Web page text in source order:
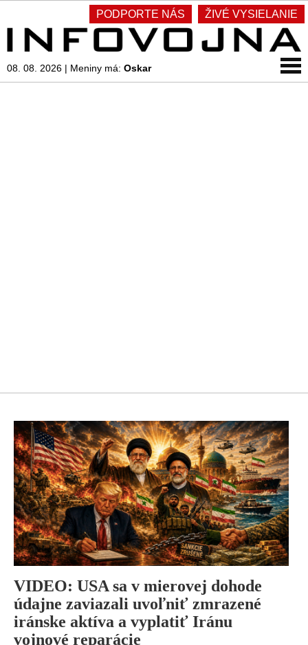
PODPORTE NÁS ŽIVÉ VYSIELANIE
08. 08. 2026 | Meniny má: Oskar
VIDEO: USA sa v mierovej dohode
údajne zaviazali uvoľniť zmrazené
iránske aktíva a vyplatiť Iránu
vojnové reparácie